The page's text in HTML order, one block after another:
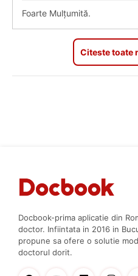
Foarte Mulțumită.
Citeste toate
Docbook-prima aplicatie din
doctor. Infiintata in 2016 in
propune sa ofere o solutie
doctorul dorit.